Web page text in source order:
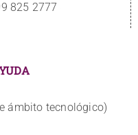
825 2777
ámbito tecnológico)